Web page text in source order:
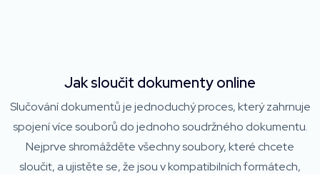
Jak sloučit dokumenty online
Slučování dokumentů je jednoduchý proces, který zahrnuje
spojení více souborů do jednoho soudržného dokumentu.
Nejprve shromážděte všechny soubory, které chcete
sloučit, a ujistěte se, že jsou v kompatibilních formátech,